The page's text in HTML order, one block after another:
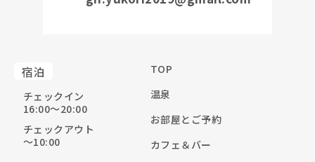
宿泊
チェックイン
16:00〜20:00
チェックアウト
〜10:00
TOP
温泉
お部屋とご予約
カフェ＆バー